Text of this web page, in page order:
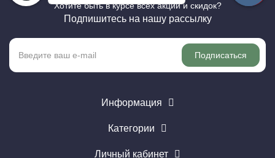
Хотите быть в курсе всех акций и скидок?
Подпишитесь на нашу рассылку
Подписаться
Информация
Категории
Личный кабинет